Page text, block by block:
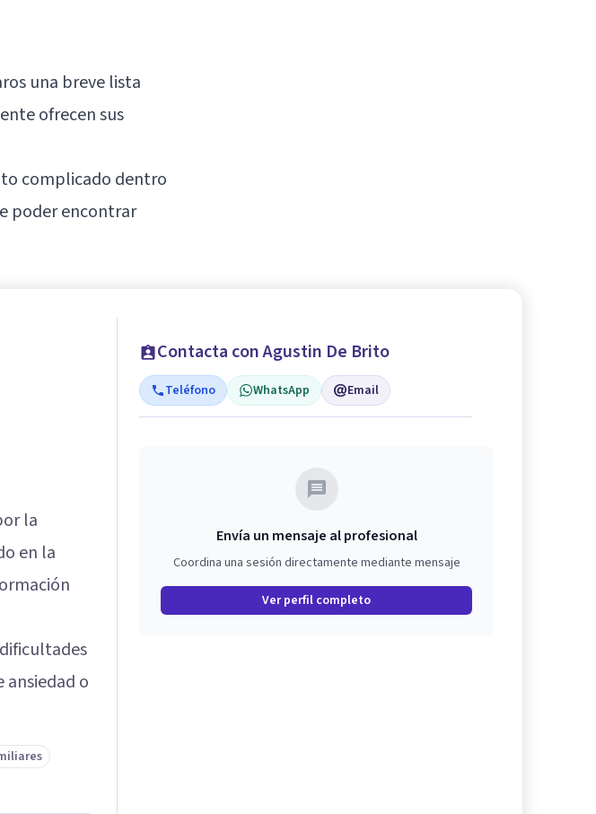
una breve lista
ofrecen sus
complicado dentro
poder encontrar
la
en la
o
Contacta con Agustin De Brito
Teléfono WhatsApp Email
Envía un mensaje al profesional
Coordina una sesión directamente mediante mensaje
Ver perfil completo